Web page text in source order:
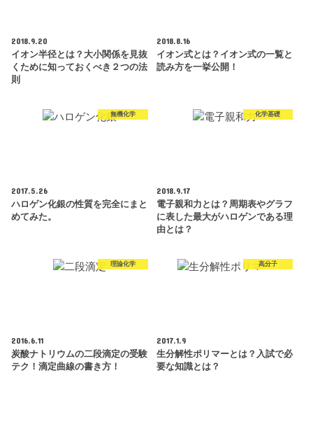
2018.9.20
イオン半径とは？大小関係を見抜
くために知っておくべき２つの法
則
2018.8.16
イオン式とは？イオン式の一覧と
読み方を一挙公開！
無機化学
2017.5.26
ハロゲン化銀の性質を完全にまと
めてみた。
化学基礎
2018.9.17
電子親和力とは？周期表やグラフ
に表した最大がハロゲンである理
由とは？
理論化学
2016.6.11
炭酸ナトリウムの二段滴定の受験
テク！滴定曲線の書き方！
高分子
2017.1.9
生分解性ポリマーとは？入試で必
要な知識とは？